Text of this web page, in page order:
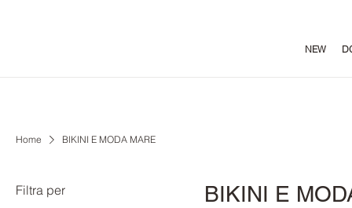
NEW
Home BIKINI E MODA MARE
Filtra per BIKINI E